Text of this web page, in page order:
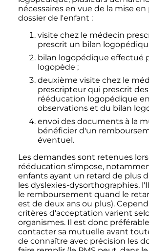
nécessaires en vue de la mise en
dossier de l'enfant :
visite chez le médecin
prescrit un bilan
bilan logopédique effectué
logopède ;
deuxième visite chez le
prescripteur qui prescrit
rééducation logopédique
observations et du bilan
envoi des documents à la
bénéficier d'un
éventuel.
Les demandes sont retenues
rééducation s'impose,
enfants ayant un retard de plus
les dyslexies-dysorthographies,
le remboursement quand le
est de deux ans ou plus).
critères d'acceptation varient
organismes. Il est donc
contacter sa mutuelle avant
de connaître avec précision les